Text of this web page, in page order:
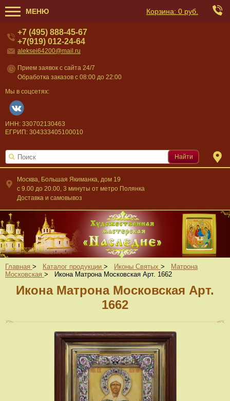
МЕНЮ Корзина: 0 руб.
Москва, Большая Якиманка, дом 19
c 9.00 до 20.00, 3 минуты от метро Полянка
Доставка и самовывоз
+7 (495) 888-45-67
+7(919) 012-24-64
aleksei64200@mail.ru
Прием заявок с сайта 24/7
Обработка заказов с 08:00 до 22:00
Мы в соцсетях:
ИНН: 330702130463
ЕГРИП: 304333405100010
Найти
Главная > Каталог продукции > Иконы Святых >
Матрона
Московская > Икона Матрона Московская Арт. 1662
Икона Матрона Московская Арт.
1662